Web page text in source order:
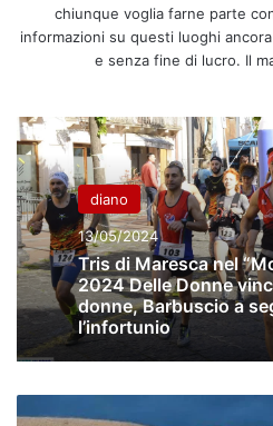
chiunque voglia farne parte
informazioni su questi luoghi
e senza fine di lucro. Il
diano
13/05/2024
Tris di Maresca nel
2024 Delle Donne
donne, Barbuscio a
l’infortunio